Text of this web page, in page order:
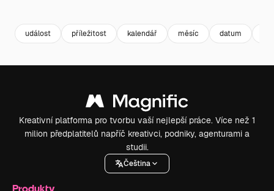
událost příležitost kalendář měsíc datum
Kreativní platforma pro tvorbu vaší nejlepší práce. Více než 1
milion předplatitelů napříč kreativci, podniky, agenturami a
studii.
Čeština
Produkty